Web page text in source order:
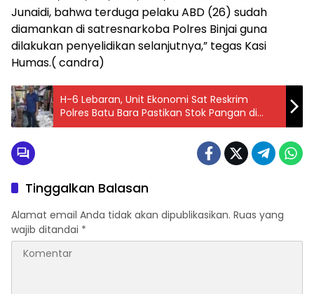
Junaidi, bahwa terduga pelaku ABD (26) sudah
diamankan di satresnarkoba Polres Binjai guna
dilakukan penyelidikan selanjutnya,” tegas Kasi
Humas.( candra)
H-6 Lebaran, Unit Ekonomi Sat Reskrim
Polres Batu Bara Pastikan Stok Pangan di
Pasar Lima Puluh Aman
Tinggalkan Balasan
Alamat email Anda tidak akan dipublikasikan. Ruas yang
wajib ditandai *